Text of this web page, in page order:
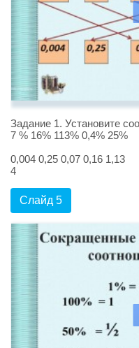
Задание 1. Установите
7 % 16% 113% 0,4% 25%
0,004 0,25 0,07 0,16 1,13
4
Слайд 5